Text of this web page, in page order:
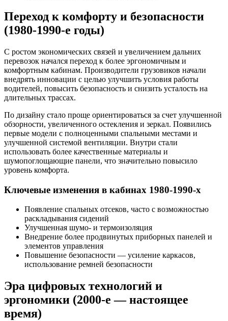
Переход к комфорту и безопасности
(1980-1990-е годы)
С ростом экономических связей и увеличением дальних
перевозок начался переход к более эргономичным и
комфортным кабинам. Производители грузовиков начали
внедрять инновации с целью улучшить условия работы
водителей, повысить безопасность и снизить усталость на
длительных трассах.
По дизайну стало проще ориентироваться за счет улучшенной
обзорности, увеличенного остекления и зеркал. Появились
первые модели с полноценными спальными местами и
улучшенной системой вентиляции. Внутри стали
использовать более качественные материалы и
шумопоглощающие панели, что значительно повысило
уровень комфорта.
Ключевые изменения в кабинах 1980-1990-х
Появление спальных отсеков, часто с возможностью
раскладывания сидений
Улучшенная шумо- и термоизоляция
Внедрение более продвинутых приборных панелей и
элементов управления
Повышение безопасности — усиление каркасов,
использование ремней безопасности
Эра цифровых технологий и
эргономики (2000-е — настоящее
время)